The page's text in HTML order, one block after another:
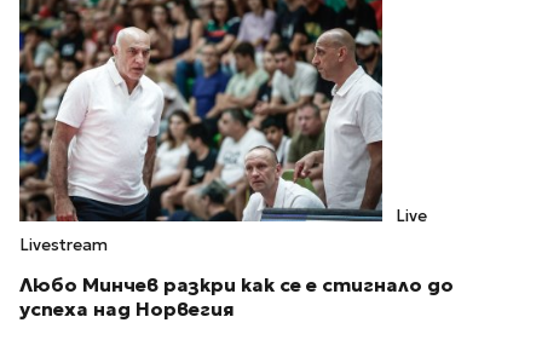
Live
Livestream
Любо Минчев разкри как се е стигнало до
успеха над Норвегия